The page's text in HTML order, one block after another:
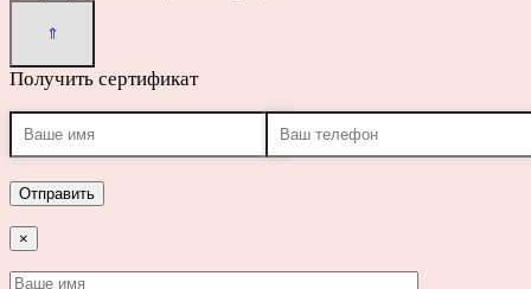
Получить сертификат
×